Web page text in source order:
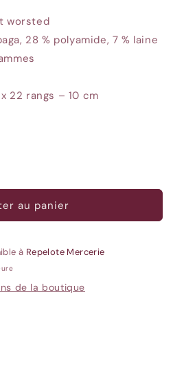
worsted
28 % polyamide, 7 % laine
22 rangs – 10 cm
au panier
à Repelote Mercerie
de la boutique